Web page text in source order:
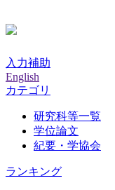
入力補助
English
カテゴリ
研究科等一覧
学位論文
紀要・学協会
ランキング